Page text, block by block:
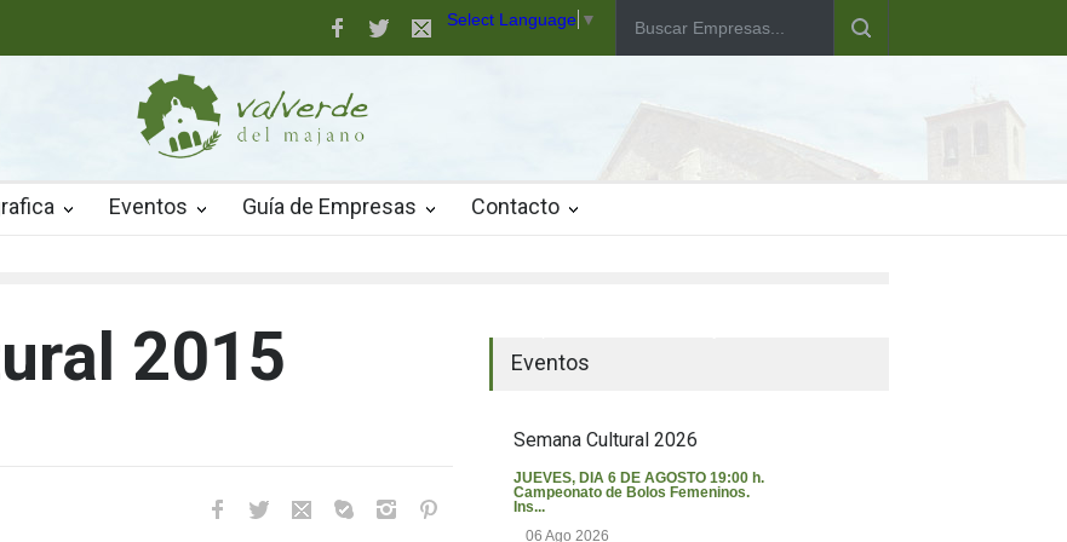
Select Language ▼
de robótica para jóvenes
pavimento de césped artificial de alta calidad
Eventos Guía de Empresas Contacto
2015 Eventos
Semana Cultural 2026
JUEVES, DIA 6 DE AGOSTO 19:00 h.
Campeonato de Bolos Femeninos.
Ins...
06 Ago 2026